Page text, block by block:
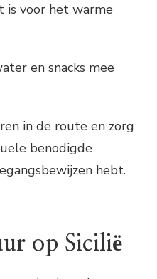
is voor het warme
en snacks mee
in de route en zorg
benodigde
hebt.
op Sicilië